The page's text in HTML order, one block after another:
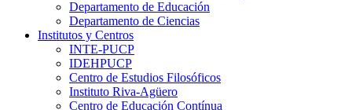
Departamento de Educación
Departamento de Ciencias
Institutos y Centros
INTE-PUCP
IDEHPUCP
Centro de Estudios Filosóficos
Instituto Riva-Agüero
Centro de Educación Contínua